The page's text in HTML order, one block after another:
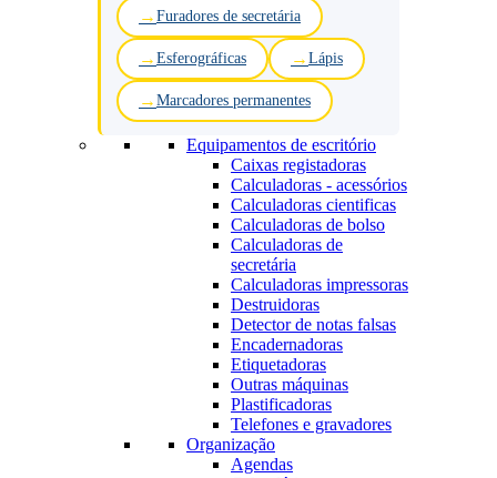
Furadores de secretária
Esferográficas Lápis
Marcadores permanentes
Equipamentos de escritório
Caixas registadoras
Calculadoras - acessórios
Calculadoras cientificas
Calculadoras de bolso
Calculadoras de
secretária
Calculadoras impressoras
Destruidoras
Detector de notas falsas
Encadernadoras
Etiquetadoras
Outras máquinas
Plastificadoras
Telefones e gravadores
Organização
Agendas